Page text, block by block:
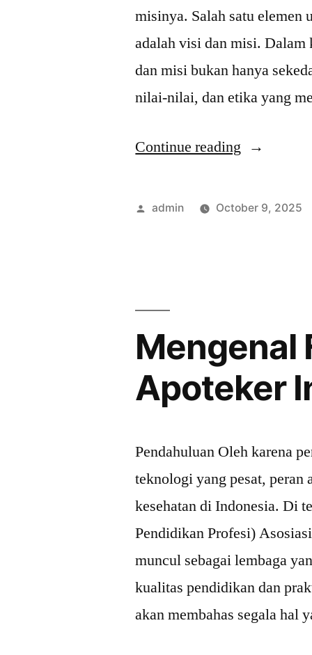
misinya. Salah satu elemen
adalah visi dan misi.
dan misi bukan hanya
nilai-nilai, dan etika yang
Continue reading “Visi
FPG:
Unik
Organisasi”
Posted
admin October 9, 2025
Mengenal
Apoteker
Pendahuluan Oleh karena
teknologi yang pesat, peran
kesehatan di Indonesia. Di
Pendidikan Profesi)
muncul sebagai lembaga
kualitas pendidikan dan
akan membahas segala hal